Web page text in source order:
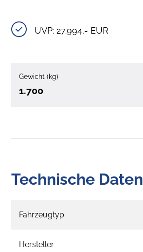
UVP: 27.994,- EUR
Gewicht (kg)
1.700
Technische Daten
Fahrzeugtyp
Hersteller